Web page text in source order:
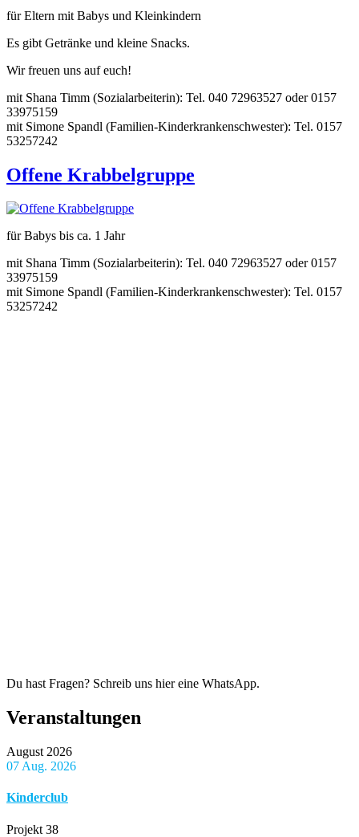
für Eltern mit Babys und Kleinkindern
Es gibt Getränke und kleine Snacks.
Wir freuen uns auf euch!
mit Shana Timm (Sozialarbeiterin): Tel. 040 72963527 oder 0157
33975159
mit Simone Spandl (Familien-Kinderkrankenschwester): Tel. 0157
53257242
Offene Krabbelgruppe
für Babys bis ca. 1 Jahr
mit Shana Timm (Sozialarbeiterin): Tel. 040 72963527 oder 0157
33975159
mit Simone Spandl (Familien-Kinderkrankenschwester): Tel. 0157
53257242
Du hast Fragen? Schreib uns hier eine WhatsApp.
Veranstaltungen
August 2026
07 Aug. 2026
Kinderclub
Projekt 38